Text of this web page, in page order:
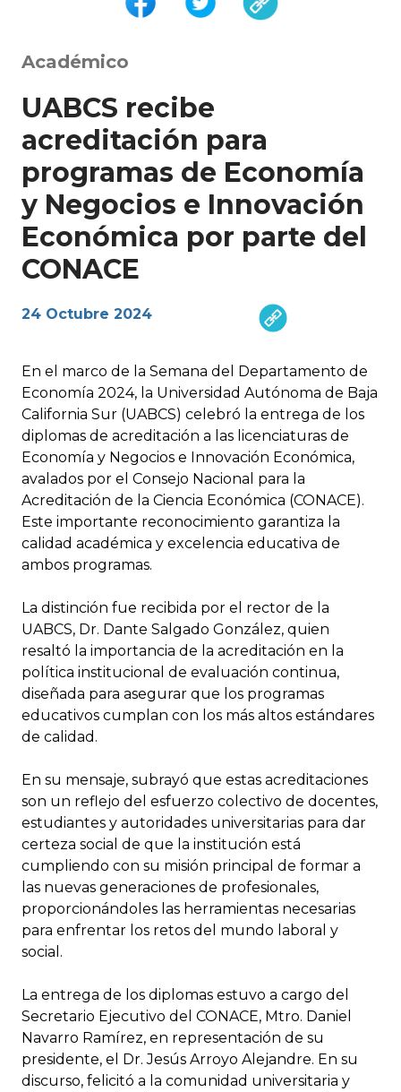
Académico
UABCS recibe
acreditación para
programas de Economía
y Negocios e Innovación
Económica por parte del
CONACE
24 Octubre 2024
En el marco de la Semana del Departamento de
Economía 2024, la Universidad Autónoma de Baja
California Sur (UABCS) celebró la entrega de los
diplomas de acreditación a las licenciaturas de
Economía y Negocios e Innovación Económica,
avalados por el Consejo Nacional para la
Acreditación de la Ciencia Económica (CONACE).
Este importante reconocimiento garantiza la
calidad académica y excelencia educativa de
ambos programas.
La distinción fue recibida por el rector de la
UABCS, Dr. Dante Salgado González, quien
resaltó la importancia de la acreditación en la
política institucional de evaluación continua,
diseñada para asegurar que los programas
educativos cumplan con los más altos estándares
de calidad.
En su mensaje, subrayó que estas acreditaciones
son un reflejo del esfuerzo colectivo de docentes,
estudiantes y autoridades universitarias para dar
certeza social de que la institución está
cumpliendo con su misión principal de formar a
las nuevas generaciones de profesionales,
proporcionándoles las herramientas necesarias
para enfrentar los retos del mundo laboral y
social.
La entrega de los diplomas estuvo a cargo del
Secretario Ejecutivo del CONACE, Mtro. Daniel
Navarro Ramírez, en representación de su
presidente, el Dr. Jesús Arroyo Alejandre. En su
discurso, felicitó a la comunidad universitaria y